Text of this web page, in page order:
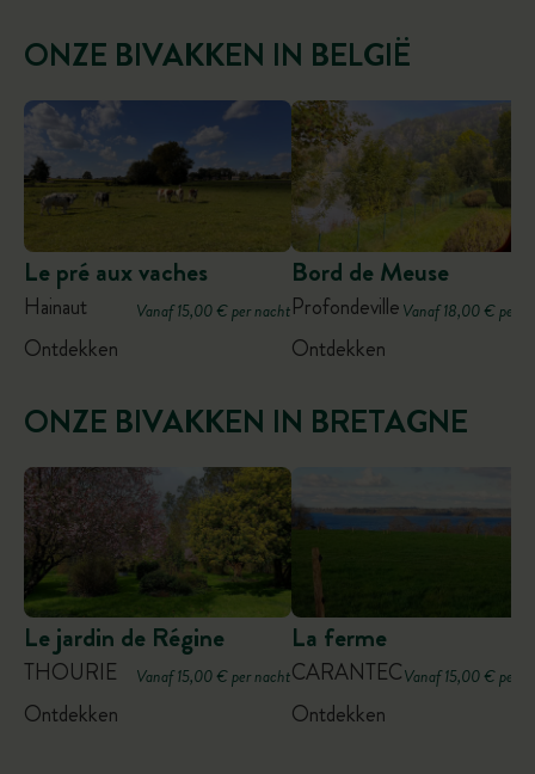
ONZE BIVAKKEN IN BELGIË
Le pré aux vaches
Hainaut Vanaf 15,00 € per nacht
Ontdekken
Bord de Meuse
Profondeville Vanaf 18,00 € per
Ontdekken
ONZE BIVAKKEN IN BRETAGNE
Le jardin de Régine
THOURIE Vanaf 15,00 € per nacht
Ontdekken
La ferme
CARANTECVanaf 15,00 € per
Ontdekken